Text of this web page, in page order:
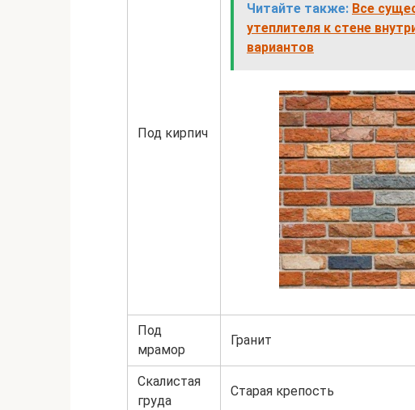
Под кирпич
Читайте также: Все
утеплителя к стене
вариантов
Под
мрамор
Гранит
Скалистая
груда
Старая крепость